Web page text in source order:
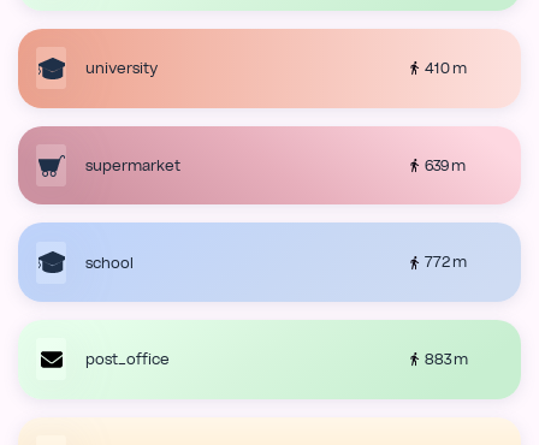
university 410 m
supermarket 639 m
school 772 m
post_office 883 m